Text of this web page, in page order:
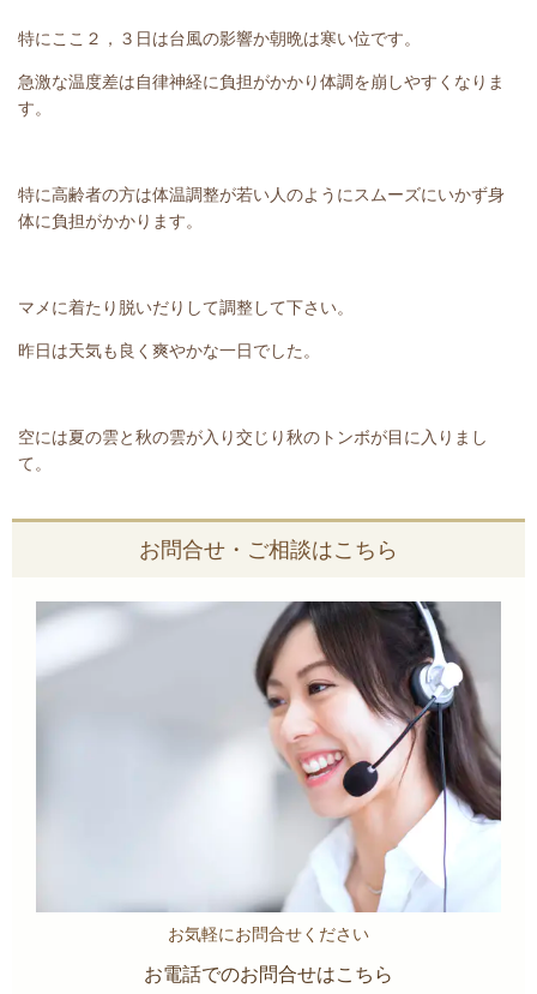
特にここ２，３日は台風の影響か朝晩は寒い位です。
急激な温度差は自律神経に負担がかかり体調を崩しやすくなりま
す。
特に高齢者の方は体温調整が若い人のようにスムーズにいかず身
体に負担がかかります。
マメに着たり脱いだりして調整して下さい。
昨日は天気も良く爽やかな一日でした。
空には夏の雲と秋の雲が入り交じり秋のトンボが目に入りまし
て。
お問合せ・ご相談はこちら
お気軽にお問合せください
お電話でのお問合せはこちら